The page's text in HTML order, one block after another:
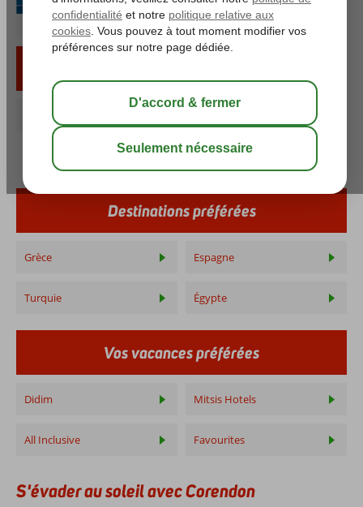
Mai-juin
Septembre
Destinations préférées
Grèce
Turquie
Espagne
Égypte
Vos vacances préférées
Didim
All Inclusive
Mitsis Hotels
Favourites
S'évader au soleil avec Corendon